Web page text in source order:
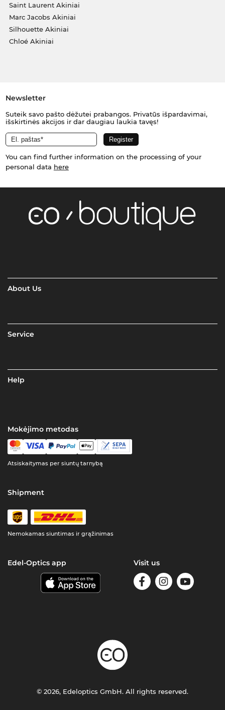
Saint Laurent Akiniai
Marc Jacobs Akiniai
Silhouette Akiniai
Chloé Akiniai
Newsletter
Suteik savo pašto dėžutei prabangos. Privatūs išpardavimai,
išskirtinės akcijos ir dar daugiau laukia tavęs!
You can find further information on the processing of your
personal data here
About Us
Service
Help
Mokėjimo metodas
Atsiskaitymas per siuntų tarnybą
Shipment
Nemokamas siuntimas ir grąžinimas
Edel-Optics app Visit us
© 2026, Edeloptics GmbH. All rights reserved.